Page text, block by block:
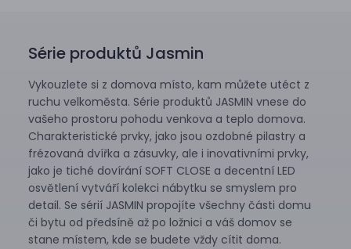
Série produktů Jasmin
Vykouzlete si z domova místo, kam můžete utéct z
ruchu velkoměsta. Série produktů JASMIN vnese do
vašeho prostoru pohodu venkova a teplo domova.
Charakteristické prvky, jako jsou ozdobné pilastry a
frézovaná dvířka a zásuvky, ale i inovativními prvky,
jako je tiché dovírání SOFT CLOSE a decentní LED
osvětlení vytváří kolekci nábytku se smyslem pro
detail. Se sérií JASMIN propojíte všechny části domu
či bytu od předsíně až po ložnici a váš domov se
stane místem, kde se budete vždy cítit doma.